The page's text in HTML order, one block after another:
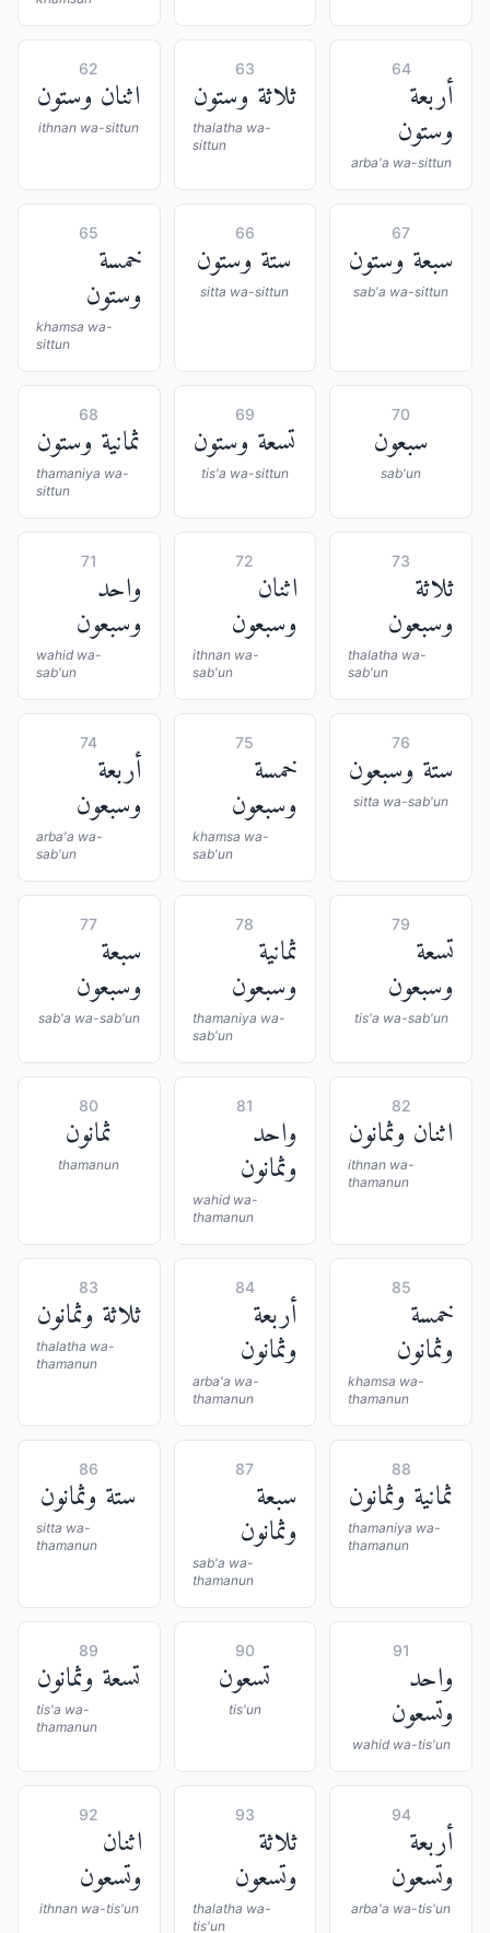
62
اثنان وستون
ithnan wa-sittun
63
ثلاثة وستون
thalatha wa-
sittun
64
أربعة
وستون
arba'a wa-sittun
65
خمسة
وستون
khamsa wa-
sittun
66
ستة وستون
sitta wa-sittun
67
سبعة وستون
sab'a wa-sittun
68
ثمانية وستون
thamaniya wa-
sittun
69
تسعة وستون
tis'a wa-sittun
70
سبعون
sab'un
71
واحد
وسبعون
wahid wa-
sab'un
72
اثنان
وسبعون
ithnan wa-
sab'un
73
ثلاثة
وسبعون
thalatha wa-
sab'un
74
أربعة
وسبعون
arba'a wa-
sab'un
75
خمسة
وسبعون
khamsa wa-
sab'un
76
ستة وسبعون
sitta wa-sab'un
77
سبعة
وسبعون
sab'a wa-sab'un
78
ثمانية
وسبعون
thamaniya wa-
sab'un
79
تسعة
وسبعون
tis'a wa-sab'un
80
ثمانون
thamanun
81
واحد
وثمانون
wahid wa-
thamanun
82
اثنان وثمانون
ithnan wa-
thamanun
83
ثلاثة وثمانون
thalatha wa-
thamanun
84
أربعة
وثمانون
arba'a wa-
thamanun
85
خمسة
وثمانون
khamsa wa-
thamanun
86
ستة وثمانون
sitta wa-
thamanun
87
سبعة
وثمانون
sab'a wa-
thamanun
88
ثمانية وثمانون
thamaniya wa-
thamanun
89
تسعة وثمانون
tis'a wa-
thamanun
90
تسعون
tis'un
91
واحد
وتسعون
wahid wa-tis'un
92
اثنان
وتسعون
ithnan wa-tis'un
93
ثلاثة
وتسعون
thalatha wa-
tis'un
94
أربعة
وتسعون
arba'a wa-tis'un